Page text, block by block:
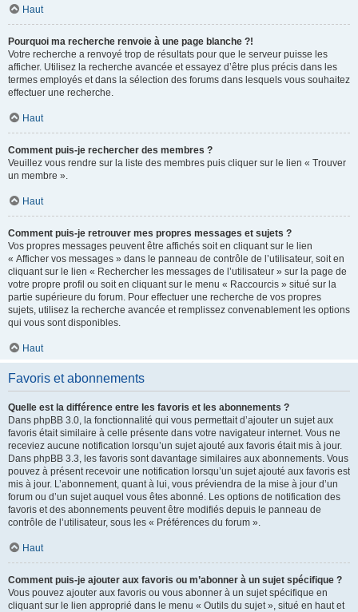
Haut
Pourquoi ma recherche renvoie à une page blanche ?!
Votre recherche a renvoyé trop de résultats pour que le serveur puisse les
afficher. Utilisez la recherche avancée et essayez d’être plus précis dans les
termes employés et dans la sélection des forums dans lesquels vous souhaitez
effectuer une recherche.
Haut
Comment puis-je rechercher des membres ?
Veuillez vous rendre sur la liste des membres puis cliquer sur le lien « Trouver
un membre ».
Haut
Comment puis-je retrouver mes propres messages et sujets ?
Vos propres messages peuvent être affichés soit en cliquant sur le lien
« Afficher vos messages » dans le panneau de contrôle de l’utilisateur, soit en
cliquant sur le lien « Rechercher les messages de l’utilisateur » sur la page de
votre propre profil ou soit en cliquant sur le menu « Raccourcis » situé sur la
partie supérieure du forum. Pour effectuer une recherche de vos propres
sujets, utilisez la recherche avancée et remplissez convenablement les options
qui vous sont disponibles.
Haut
Favoris et abonnements
Quelle est la différence entre les favoris et les abonnements ?
Dans phpBB 3.0, la fonctionnalité qui vous permettait d’ajouter un sujet aux
favoris était similaire à celle présente dans votre navigateur internet. Vous ne
receviez aucune notification lorsqu’un sujet ajouté aux favoris était mis à jour.
Dans phpBB 3.3, les favoris sont davantage similaires aux abonnements. Vous
pouvez à présent recevoir une notification lorsqu’un sujet ajouté aux favoris est
mis à jour. L’abonnement, quant à lui, vous préviendra de la mise à jour d’un
forum ou d’un sujet auquel vous êtes abonné. Les options de notification des
favoris et des abonnements peuvent être modifiés depuis le panneau de
contrôle de l’utilisateur, sous les « Préférences du forum ».
Haut
Comment puis-je ajouter aux favoris ou m’abonner à un sujet spécifique ?
Vous pouvez ajouter aux favoris ou vous abonner à un sujet spécifique en
cliquant sur le lien approprié dans le menu « Outils du sujet », situé en haut et